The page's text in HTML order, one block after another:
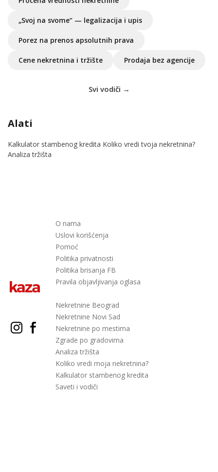
„Svoj na svome“ — legalizacija i upis
Porez na prenos apsolutnih prava
Cene nekretnina i tržište Prodaja bez agencije
Svi vodiči →
Alati
Kalkulator stambenog kredita Koliko vredi tvoja nekretnina?
Analiza tržišta
O nama
Uslovi korišćenja
Pomoć
Politika privatnosti
Politika brisanja FB
Pravila objavljivanja oglasa
Nekretnine Beograd
Nekretnine Novi Sad
Nekretnine po mestima
Zgrade po gradovima
Analiza tržišta
Koliko vredi moja nekretnina?
Kalkulator stambenog kredita
Saveti i vodiči